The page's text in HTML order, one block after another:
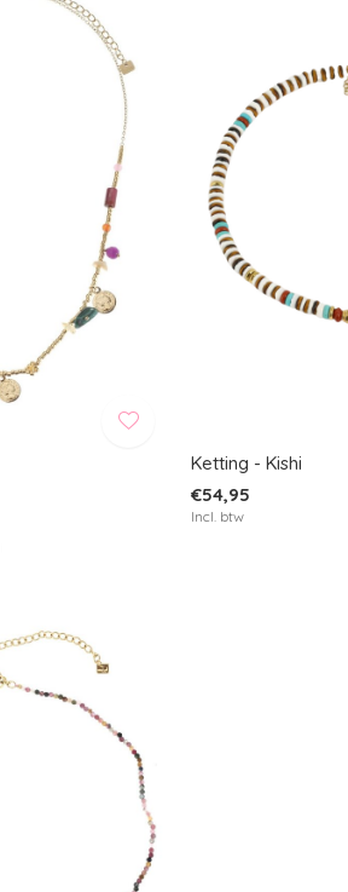
Ketting - Kishi
€54,95
Incl. btw